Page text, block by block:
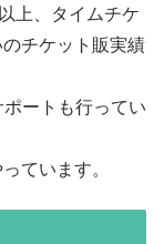
上、タイムチケ
チケット販実績
ートも行ってい
ています。